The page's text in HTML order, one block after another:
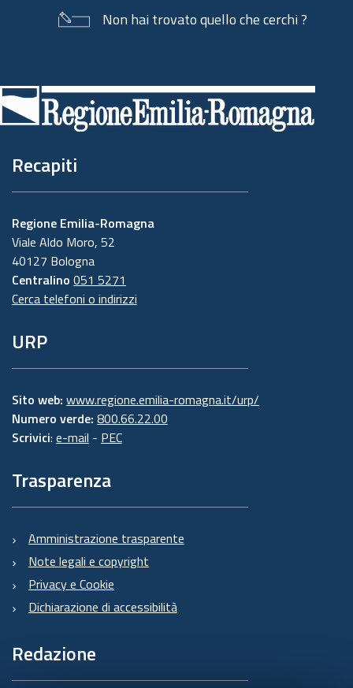
Non hai trovato quello che cerchi ?
di
pagina
Recapiti
Regione Emilia-Romagna
Viale Aldo Moro, 52
40127 Bologna
Centralino 051 5271
Cerca telefoni o indirizzi
URP
Sito web: www.regione.emilia-romagna.it/urp/
Numero verde: 800.66.22.00
Scrivici: e-mail - PEC
Trasparenza
Amministrazione trasparente
Note legali e copyright
Privacy e Cookie
Dichiarazione di accessibilità
Redazione